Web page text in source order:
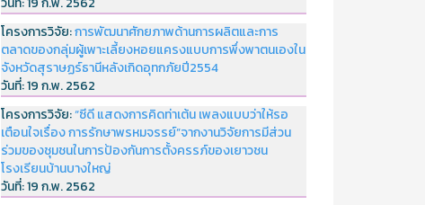
โครงการวิจัย:การพัฒนาศักยภาพด้านการผลิตและการ
ตลาดของกลุ่มผู้เพาะเลี้ยงหอยแครงแบบการพึ่งพาตนเองใน
จังหวัดสุราษฏร์ธานีหลังเกิดอุทกภัยปี2554
วันที่:19 ก.พ. 2562
โครงการวิจัย:“ซีดี แสดงการคิดท่าเต้น เพลงแบบว่าให้รอ
เตือนใจเรื่อง การรักษาพรหมจรรย์”จากงานวิจัยการมีส่วน
ร่วมของชุมชนในการป้องกันการตั้งครรภ์ของเยาวชน
โรงเรียนบ้านบางใหญ่
วันที่:19 ก.พ. 2562